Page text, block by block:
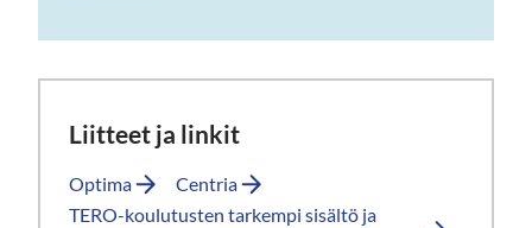
Liitteet ja linkit
Optima
Centria
TERO-koulutusten tarkempi sisältö ja